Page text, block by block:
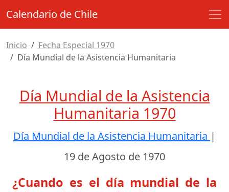
Calendario de Chile
Inicio
Fecha Especial 1970
Día Mundial de la Asistencia Humanitaria
Día Mundial de la Asistencia
Humanitaria 1970
Día Mundial de la Asistencia Humanitaria |
19 de Agosto de 1970
¿Cuando es el día mundial de la